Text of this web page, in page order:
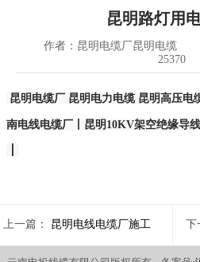
昆明路灯用
作者：昆明电缆厂昆明电缆
25370
昆明电缆厂 昆明电力电缆 昆明高压电
南电线电缆厂丨昆明10KV架空绝缘导线
上一篇： 昆明电线电缆厂施工 下